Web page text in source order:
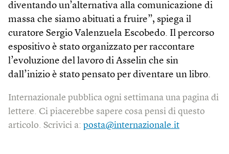
diventando un’alternativa alla comunicazione di
massa che siamo abituati a fruire”, spiega il
curatore Sergio Valenzuela Escobedo. Il percorso
espositivo è stato organizzato per raccontare
l’evoluzione del lavoro di Asselin che sin
dall’inizio è stato pensato per diventare un libro.
Internazionale pubblica ogni settimana una pagina di
lettere. Ci piacerebbe sapere cosa pensi di questo
articolo. Scrivici a: posta@internazionale.it